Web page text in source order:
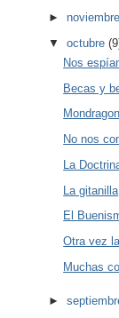
►
▼octubre
Nos
Becas y
Mondragon
No nos
La
La gitanilla
El
Otra vez
Muchas
►